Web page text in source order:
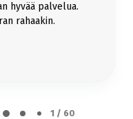
hyvää palvelua.
rahaakin.
1 / 60